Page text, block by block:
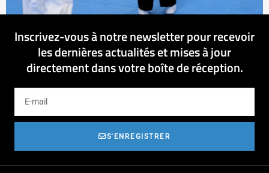
Inscrivez-vous à notre newsletter pour recevoir
les dernières actualités et mises à jour
directement dans votre boîte de réception.
S'ENREGISTRER